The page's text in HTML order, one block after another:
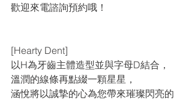
歡迎來電諮詢預約哦！
[Hearty Dent]
以H為牙齒主體造型並與字母D結合，
溫潤的線條再點綴一顆星星，
涵悅將以誠摯的心為您帶來璀璨閃亮的